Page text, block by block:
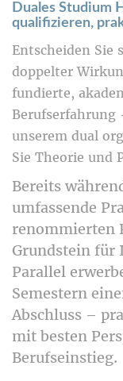
Duales Studium
qualifizieren,
Entscheiden Sie
doppelter
fundierte,
Berufserfahrung
unserem dual
Sie Theorie und
Bereits
umfassende
renommierten
Grundstein für
Parallel
Semestern
Abschluss –
mit besten
Berufseinstieg.